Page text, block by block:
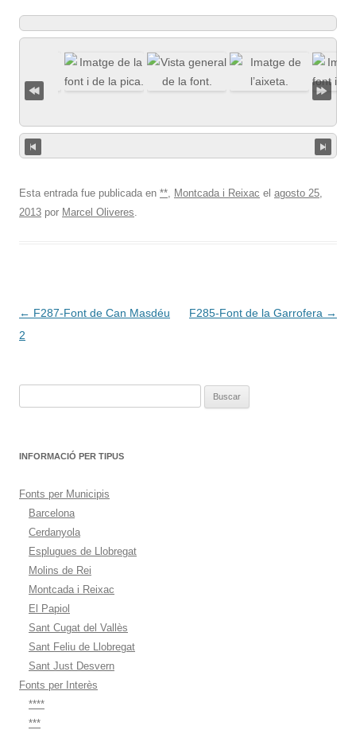
Esta entrada fue publicada en **, Montcada i Reixac el agosto 25,
2013 por Marcel Oliveres.
Navegación
de
← F287-Font de Can Masdéu
2
F285-Font de la Garrofera →
INFORMACIÓ PER TIPUS
Fonts per Municipis
Barcelona
Cerdanyola
Esplugues de Llobregat
Molins de Rei
Montcada i Reixac
El Papiol
Sant Cugat del Vallès
Sant Feliu de Llobregat
Sant Just Desvern
Fonts per Interès
****
***